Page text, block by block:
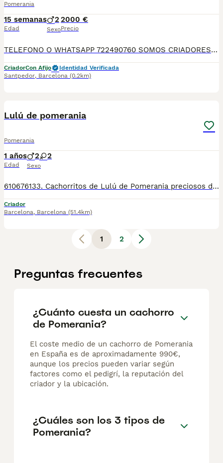
Pomerania
15 semanas
Edad
2
Sexo
2000 €
Precio
TELEFONO O WHATSAPP 722490760 SOMOS CRIADORES DIRECTOS SIN INTERMEDIARIOS! MAS DE 20 AÑOS EN EL SECTOR NOS AVALAN, VALORANDO NO SOLO LA CRIA RESPONSABLE SI NO TAMBIEN LA SELECCIÓN PARA MEJORAR LA RAZA DURANTE TODOS ESTOS AÑOS. NUESTROS CACHORROS SE ENTREGAN PREVIAMENTE REVISADOS POR UN VETERINARIO PROFESIONAL Y BAJO LOS MAS ESTRICTOS CONTROLES DE SALUD, HACEMOS HINCAPIÉ EN SU SOCIABILIZACIÓN PARA SU CORRECTO DESARROLLO NEUROLOGICO! Y OS ASESORAMOS ANTES DURANTE Y DESPUES DE LA ENTREGA PARA QUE TODO SEA LO MAS AFABLE Y FACIL POSIBLE DURANTE LA ADAPTACION! NUESTROS BEBE SE ENTREGAN A PARTIR DE LOS DOS MESES CON SUS VACUNAS AL DIA, DESPARASITADOS Y CON GARANTIAS DE SALUD, MICROCHIP Y CARTILLA DE VACUNACION! SI BUSCAS UN COMPAÑERO SANO Y EQUILIBRADO ESTE ES EL LUGAR, TE ASESORAREMOS DURANTE TODO EL PROCESO NO DUDES EN CONSULTAR POR NUESTROS PEQUES AL 722 490 760
CriadorCon Afijo
Identidad Verificada
Santpedor, Barcelona (0.2km)
Lulú de pomerania
Pomerania
1 años
Edad
2 2
Sexo
610676133. Cachorritos de Lulú de Pomerania preciosos de color canela, blanco con manchitas, negros y blanco, de tamaño pequeño, tienen dos meses de edad, se entregan con la vacuna correspondiente a la edad, desparasitados, con su cartilla veterinaria, microchip y garantía por escrito vírica y congénita. Muy bien cuidados, muy sanos, criados en entorno familiar. Ven a verlo sin compromiso cualquier día de la semana incluidos festivos. Disponemos de centro con numero zoológico T-2500116 Mi número de teléfono: 610676133
Criador
Barcelona, Barcelona (51.4km)
1 2
Preguntas frecuentes
¿Cuánto cuesta un cachorro
de Pomerania?
El coste medio de un cachorro de Pomerania
en España es de aproximadamente 990€,
aunque los precios pueden variar según
factores como el pedigrí, la reputación del
criador y la ubicación.
¿Cuáles son los 3 tipos de
Pomerania?